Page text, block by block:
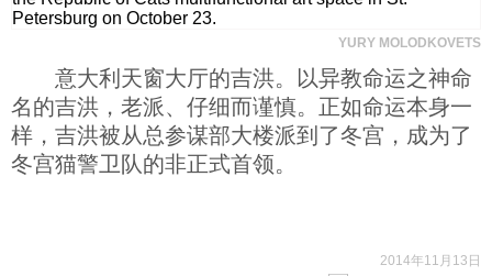
YURY MOLODKOVETS
意大利天窗大厅的吉洪。以异教命运之神命
名的吉洪，老派、仔细而谨慎。正如命运本身一
样，吉洪被从总参谋部大楼派到了冬宫，成为了
冬宫猫警卫队的非正式首领。
2014年11月13日